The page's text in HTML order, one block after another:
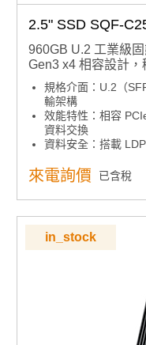
2.5" SSD SQF-
960GB U.2 工業級
Gen3 x4 相容設計
規格介面：U.2（
輸架構
效能特性：相容
資料交換
資料安全：搭載
系統整合：內建
與彈性開發
效能特性：支援
產品諮詢服務：規
來電詢價 已含稅
in_stock